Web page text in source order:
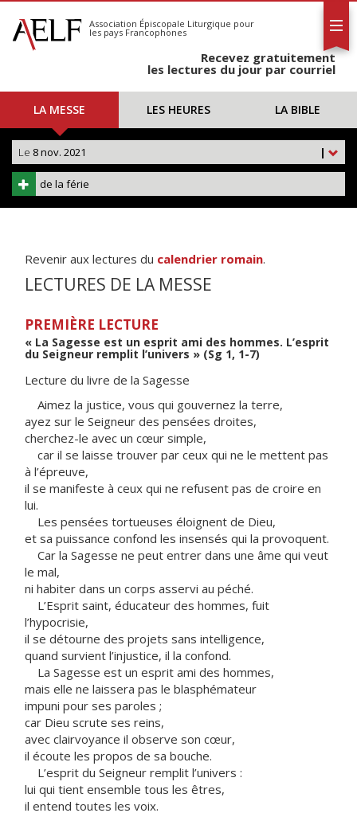
S'abonner
Calendrier
Association Épiscopale Liturgique pour
les pays Francophones
Recevez gratuitement
les lectures du jour par courriel
LA MESSE LES HEURES LA BIBLE
|
Le 8 nov. 2021
de la férie
Revenir aux lectures du calendrier romain.
LECTURES DE LA MESSE
PREMIÈRE LECTURE
« La Sagesse est un esprit ami des hommes. L’esprit
du Seigneur remplit l’univers » (Sg 1, 1-7)
Lecture du livre de la Sagesse
Aimez la justice, vous qui gouvernez la terre,
ayez sur le Seigneur des pensées droites,
cherchez-le avec un cœur simple,
car il se laisse trouver par ceux qui ne le mettent pas
à l’épreuve,
il se manifeste à ceux qui ne refusent pas de croire en
lui.
Les pensées tortueuses éloignent de Dieu,
et sa puissance confond les insensés qui la provoquent.
Car la Sagesse ne peut entrer dans une âme qui veut
le mal,
ni habiter dans un corps asservi au péché.
L’Esprit saint, éducateur des hommes, fuit
l’hypocrisie,
il se détourne des projets sans intelligence,
quand survient l’injustice, il la confond.
La Sagesse est un esprit ami des hommes,
mais elle ne laissera pas le blasphémateur
impuni pour ses paroles ;
car Dieu scrute ses reins,
avec clairvoyance il observe son cœur,
il écoute les propos de sa bouche.
L’esprit du Seigneur remplit l’univers :
lui qui tient ensemble tous les êtres,
il entend toutes les voix.